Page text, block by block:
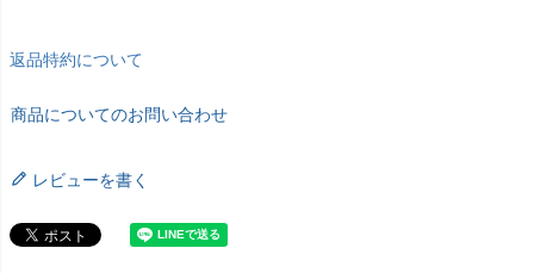
返品特約について
商品についてのお問い合わせ
レビューを書く